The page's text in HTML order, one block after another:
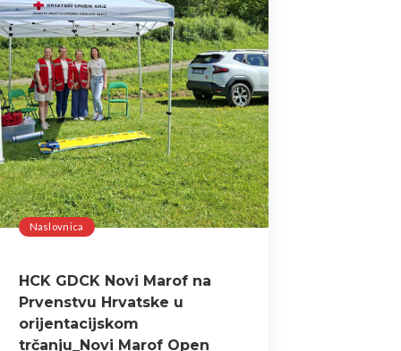
Naslovnica
HCK GDCK Novi Marof na
Prvenstvu Hrvatske u
orijentacijskom
trčanju_Novi Marof Open